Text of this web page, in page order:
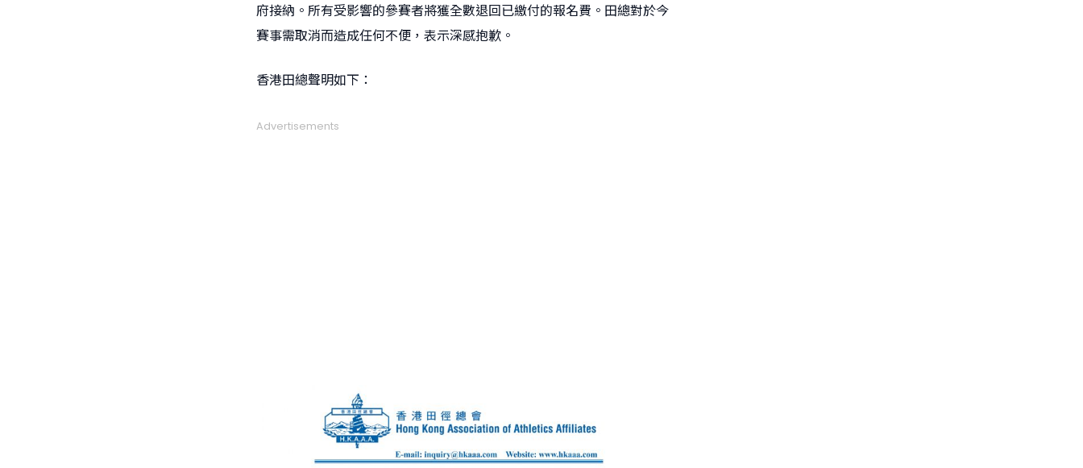
府接納。所有受影響的參賽者將獲全數退回已繳付的報名費。田總對於今
賽事需取消而造成任何不便，表示深感抱歉。
香港田總聲明如下：
Advertisements